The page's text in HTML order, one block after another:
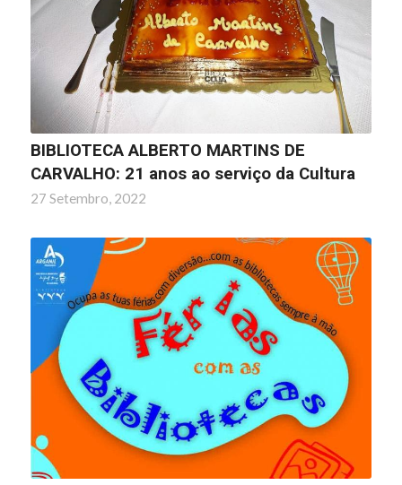
BIBLIOTECA ALBERTO MARTINS DE
CARVALHO: 21 anos ao serviço da Cultura
27 Setembro, 2022